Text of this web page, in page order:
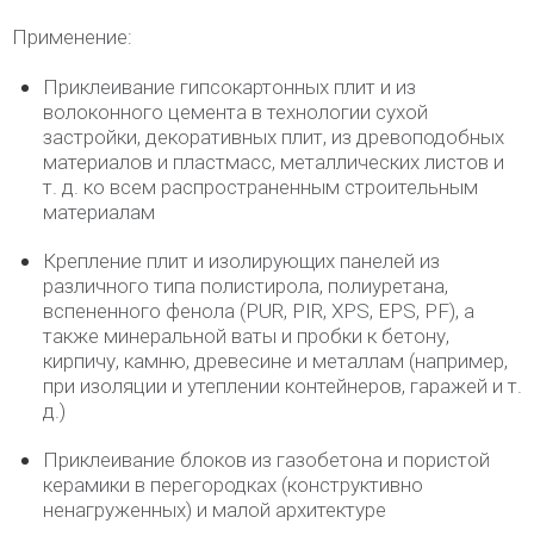
Применение:
Приклеивание гипсокартонных плит и из
волоконного цемента в технологии сухой
застройки, декоративных плит, из древоподобных
материалов и пластмасс, металлических листов и
т. д. ко всем распространенным строительным
материалам
Крепление плит и изолирующих панелей из
различного типа полистирола, полиуретана,
вспененного фенола (PUR, PIR, XPS, EPS, PF), а
также минеральной ваты и пробки к бетону,
кирпичу, камню, древесине и металлам (например,
при изоляции и утеплении контейнеров, гаражей и т.
д.)
Приклеивание блоков из газобетона и пористой
керамики в перегородках (конструктивно
ненагруженных) и малой архитектуре